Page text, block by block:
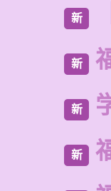
新
新
新
新